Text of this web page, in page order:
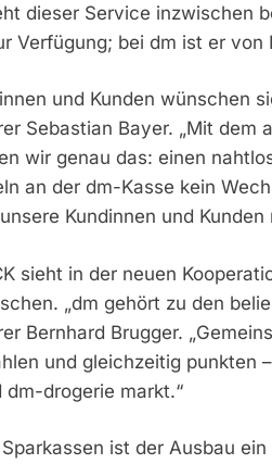
dieser Service inzwischen
Verfügung; bei dm ist er
und Kunden wünschen
Sebastian Bayer. „Mit dem
wir genau das: einen
an der dm-Kasse kein
Kundinnen und Kunden
sieht in der neuen
„dm gehört zu den
Bernhard Brugger.
und gleichzeitig punkten
dm-drogerie markt.“
ist der Ausbau